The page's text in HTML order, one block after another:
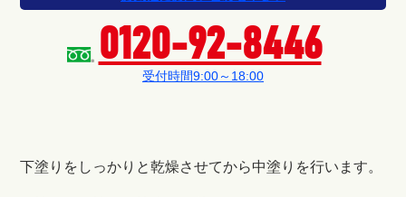
0120-92-8446
受付時間9:00～18:00
下塗りをしっかりと乾燥させてから中塗りを行います。